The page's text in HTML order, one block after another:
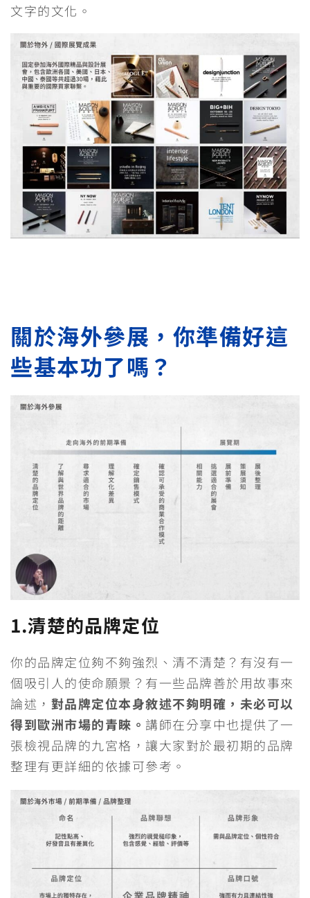
文字的文化。
關於海外參展，你準備好這
些基本功了嗎？
1.清楚的品牌定位
你的品牌定位夠不夠強烈、清不清楚？有沒有一
個吸引人的使命願景？有一些品牌善於用故事來
論述， 對品牌定位本身敘述不夠明確，未必可以
得到歐洲市場的青睞。 講師在分享中也提供了一
張檢視品牌的九宮格，讓大家對於最初期的品牌
整理有更詳細的依據可參考。